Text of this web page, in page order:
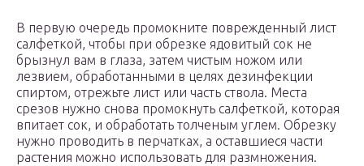
В первую очередь промокните поврежденный лист
салфеткой, чтобы при обрезке ядовитый сок не
брызнул вам в глаза, затем чистым ножом или
лезвием, обработанными в целях дезинфекции
спиртом, отрежьте лист или часть ствола. Места
срезов нужно снова промокнуть салфеткой, которая
впитает сок, и обработать толченым углем. Обрезку
нужно проводить в перчатках, а оставшиеся части
растения можно использовать для размножения.